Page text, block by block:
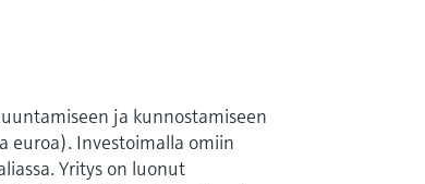
ja kunnostamiseen
euroa). Investoimalla omiin
Yritys on luonut